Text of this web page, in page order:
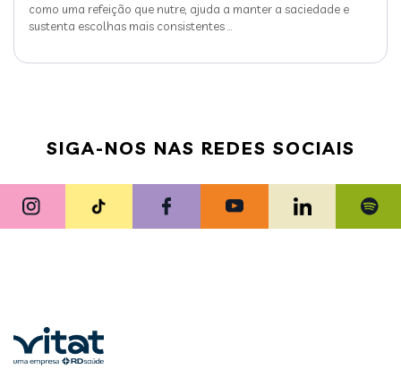
como uma refeição que nutre, ajuda a manter a saciedade e
sustenta escolhas mais consistentes
SIGA-NOS NAS REDES SOCIAIS